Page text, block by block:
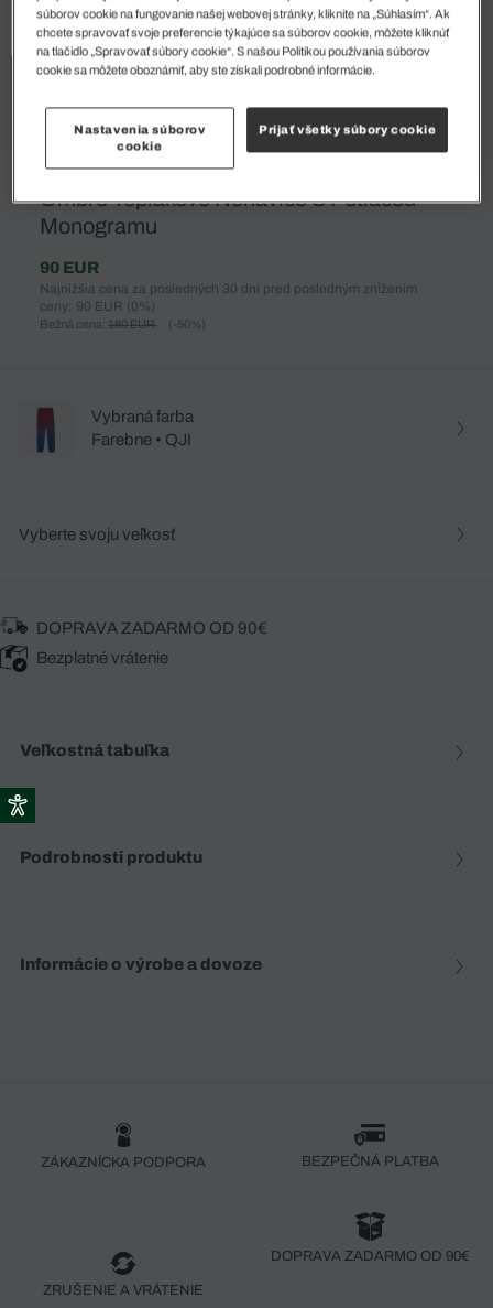
%
Ombre Teplákové Nohavice S Potlačou
Monogramu
90 EUR
Najnižšia cena za posledných 30 dní pred posledným znížením
ceny: 90 EUR (0%)
Bežná cena: 180 EUR (-50%)
Vybraná farba
Farebne • QJI
Vyberte svoju veľkosť
DOPRAVA ZADARMO OD 90€
Bezplatné vrátenie
Veľkostná tabuľka
Podrobnosti produktu
Informácie o výrobe a dovoze
ZÁKAZNÍCKA PODPORA BEZPEČNÁ PLATBA
ZRUŠENIE A VRÁTENIE
DOPRAVA ZADARMO OD 90€
súborov cookie na fungovanie našej webovej stránky, kliknite na „Súhlasím“. Ak
chcete spravovať svoje preferencie týkajúce sa súborov cookie, môžete kliknúť
na tlačidlo „Spravovať súbory cookie“. S našou Politikou používania súborov
cookie sa môžete oboznámiť, aby ste získali podrobné informácie.
Nastavenia súborov
cookie
Prijať všetky súbory cookie